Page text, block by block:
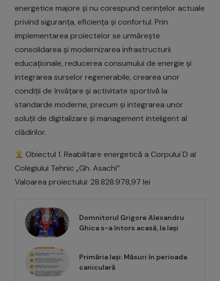
energetice majore și nu corespund cerințelor actuale
privind siguranța, eficiența și confortul. Prin
implementarea proiectelor se urmărește
consolidarea și modernizarea infrastructurii
educaționale, reducerea consumului de energie și
integrarea surselor regenerabile, crearea unor
condiții de învățare și activitate sportivă la
standarde moderne, precum și integrarea unor
soluții de digitalizare și management inteligent al
clădirilor.
Obiectul 1. Reabilitare energetică a Corpului D al
Colegiului Tehnic „Gh. Asachi”
Valoarea proiectului: 28.828.978,97 lei
Domnitorul Grigore Alexandru
Ghica s-a întors acasă, la Iași
Primăria Iași: Măsuri în perioada
caniculară